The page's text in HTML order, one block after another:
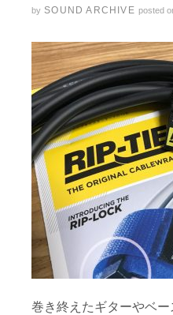
by SOUND ARCHIVE posted
巻き終えたギターやベ